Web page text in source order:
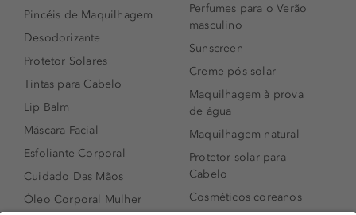
Pincéis de Maquilhagem
Desodorizante
Protetor Solares
Tintas para Cabelo
Lip Balm
Máscara Facial
Esfoliante Corporal
Cuidado Das Mãos
Óleo Corporal Mulher
Perfumes para o Verão
masculino
Sunscreen
Creme pós-solar
Maquilhagem à prova
de água
Maquilhagem natural
Protetor solar para
Cabelo
Cosméticos coreanos